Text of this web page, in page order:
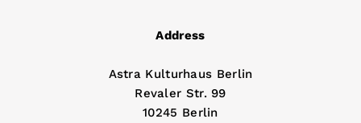
Address
Astra Kulturhaus Berlin
Revaler Str. 99
10245 Berlin